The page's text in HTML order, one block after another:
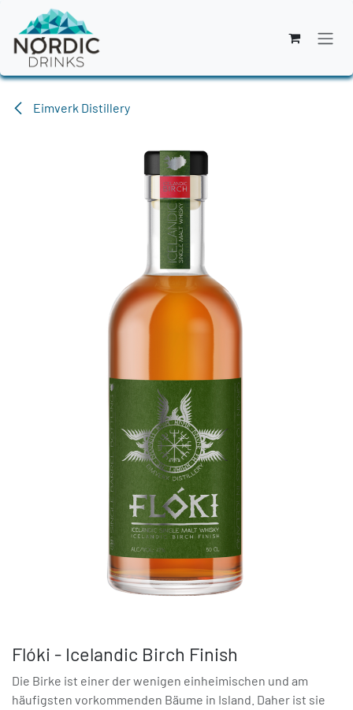
Zum Inhalt springen
Eimverk Distillery
Flóki - Icelandic Birch Finish
Die Birke ist einer der wenigen einheimischen und am
häufigsten vorkommenden Bäume in Island. Daher ist sie